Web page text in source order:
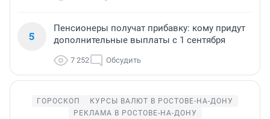
5
Пенсионеры получат прибавку: кому придут
дополнительные выплаты с 1 сентября
7 252 Обсудить
ГОРОСКОП
КУРСЫ ВАЛЮТ В РОСТОВЕ-НА-ДОНУ
РЕКЛАМА В РОСТОВЕ-НА-ДОНУ